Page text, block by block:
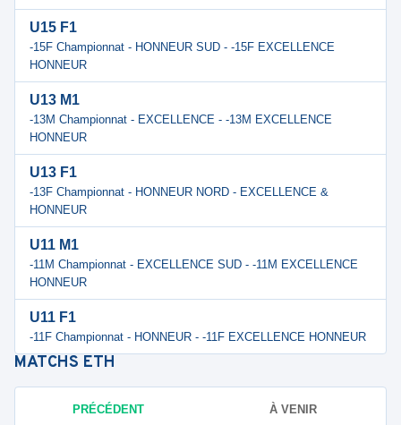
U15 F1
-15F Championnat - HONNEUR SUD - -15F EXCELLENCE
HONNEUR
U13 M1
-13M Championnat - EXCELLENCE - -13M EXCELLENCE
HONNEUR
U13 F1
-13F Championnat - HONNEUR NORD - EXCELLENCE &
HONNEUR
U11 M1
-11M Championnat - EXCELLENCE SUD - -11M EXCELLENCE
HONNEUR
U11 F1
-11F Championnat - HONNEUR - -11F EXCELLENCE HONNEUR
MATCHS ETH
PRÉCÉDENT À VENIR